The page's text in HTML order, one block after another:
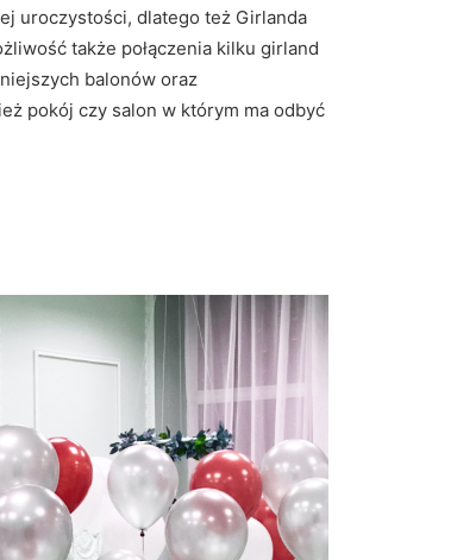
uroczystości, dlatego też Girlanda
także połączenia kilku girland
balonów oraz
pokój czy salon w którym ma odbyć